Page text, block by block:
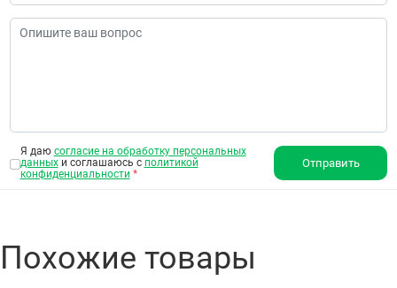
Я даю согласие на обработку персональных
данныхи соглашаюсь с политикой
конфиденциальности *
Отправить
Похожие товары